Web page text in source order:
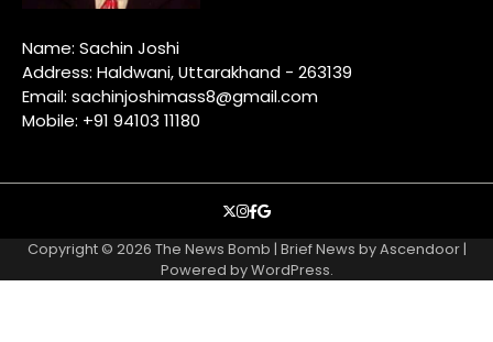
Name: Sachin Joshi
Address: Haldwani, Uttarakhand - 263139
Email: sachinjoshimass8@gmail.com
Mobile: +91 94103 11180
Xinstagram
facebook
google
Copyright © 2026 The News Bomb | Brief News byAscendoor|
Powered byWordPress.